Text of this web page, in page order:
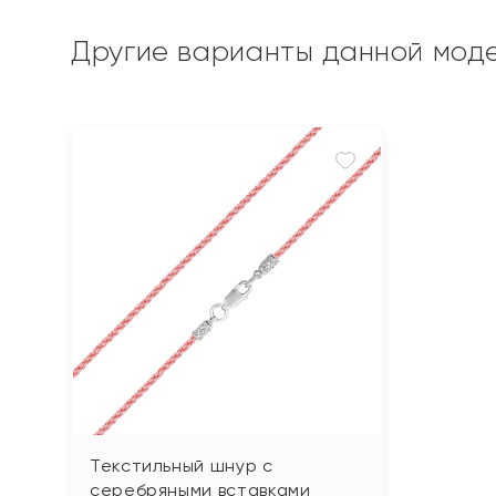
Другие варианты данной
Текстильный шнур с
серебряными вставками